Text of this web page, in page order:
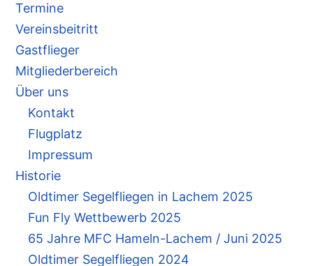
Termine
Vereinsbeitritt
Gastflieger
Mitgliederbereich
Über uns
Kontakt
Flugplatz
Impressum
Historie
Oldtimer Segelfliegen in Lachem 2025
Fun Fly Wettbewerb 2025
65 Jahre MFC Hameln-Lachem / Juni 2025
Oldtimer Segelfliegen 2024